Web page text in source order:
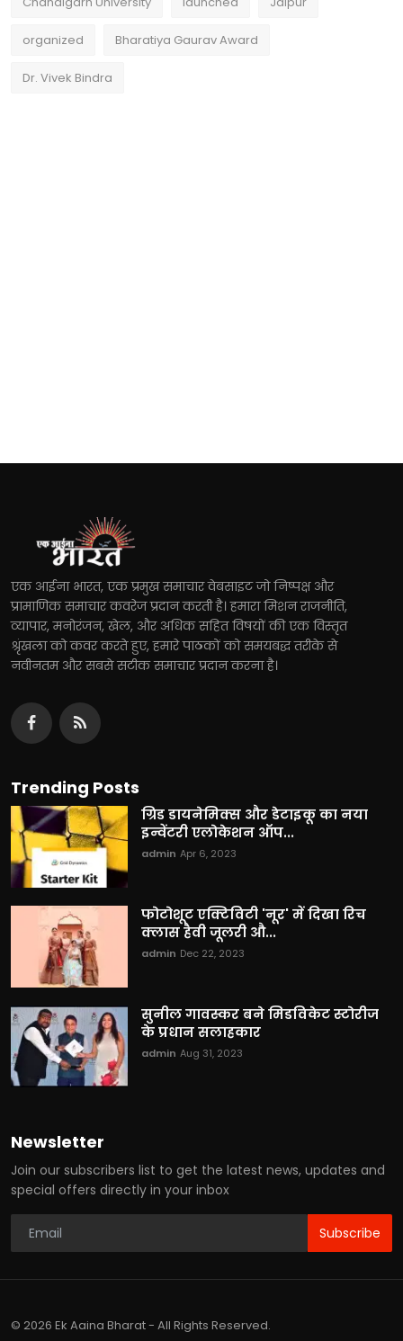
organized Bharatiya Gaurav Award
Dr. Vivek Bindra
एक आईना भारत, एक प्रमुख समाचार वेबसाइट जो निष्पक्ष और
प्रामाणिक समाचार कवरेज प्रदान करती है। हमारा मिशन राजनीति,
व्यापार, मनोरंजन, खेल, और अधिक सहित विषयों की एक विस्तृत
श्रृंखला को कवर करते हुए, हमारे पाठकों को समयबद्ध तरीके से
नवीनतम और सबसे सटीक समाचार प्रदान करना है।
Trending Posts
ग्रिड डायनेमिक्स और डेटाइकू का नया
इन्वेंटरी एलोकेशन ऑप...
admin Apr 6, 2023
फोटोशूट एक्टिविटी 'नूर' में दिखा रिच
क्लास हैवी जूलरी औ...
admin Dec 22, 2023
सुनील गावस्कर बने मिडविकेट स्टोरीज
के प्रधान सलाहकार
admin Aug 31, 2023
Newsletter
Join our subscribers list to get the latest news, updates and
special offers directly in your inbox
Subscribe
© 2026 Ek Aaina Bharat - All Rights Reserved.